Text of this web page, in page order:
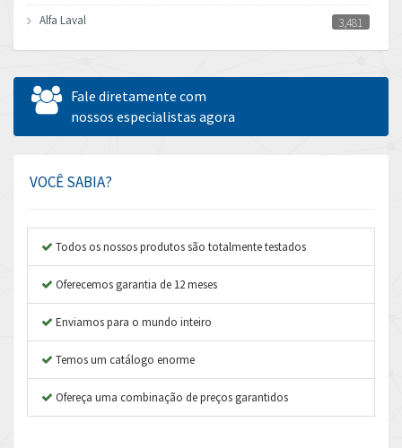
Alfa Laval
3,481
Allen Bradley
4,544
Allen West
Amperite
Amplicon Liveline
Apex Dynamics
Asco Numatics
Atos
4,205
Aventics
B&R
Fale diretamente com
nossos especialistas agora
VOCÊ SABIA?
Todos os nossos produtos são totalmente testados
Oferecemos garantia de 12 meses
Enviamos para o mundo inteiro
Temos um catálogo enorme
Ofereça uma combinação de preços garantidos